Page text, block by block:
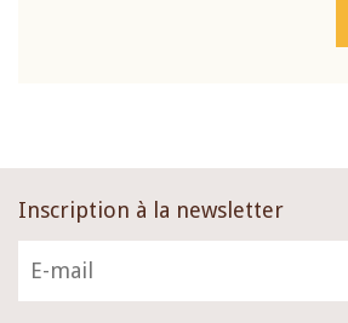
Inscription à la newsletter